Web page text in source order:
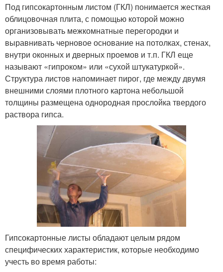
Под гипсокартонным листом (ГКЛ) понимается жесткая
облицовочная плита, с помощью которой можно
организовывать межкомнатные перегородки и
выравнивать черновое основание на потолках, стенах,
внутри оконных и дверных проемов и т.п. ГКЛ еще
называют «гипроком» или «сухой штукатуркой».
Структура листов напоминает пирог, где между двумя
внешними слоями плотного картона небольшой
толщины размещена однородная прослойка твердого
раствора гипса.
Гипсокартонные листы обладают целым рядом
специфических характеристик, которые необходимо
учесть во время работы: